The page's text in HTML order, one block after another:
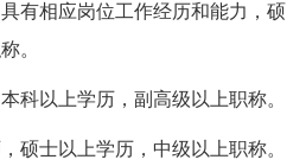
具有相应岗位工作经历和能力，硕
。
科以上学历，副高级以上职称。
硕士以上学历，中级以上职称。